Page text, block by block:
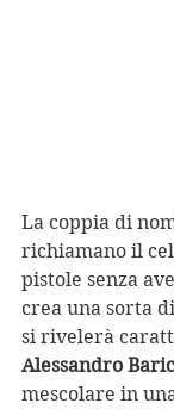
La coppia di
richiamano il
pistole senza
crea una sorta
si rivelerà
Alessandro
mescolare in